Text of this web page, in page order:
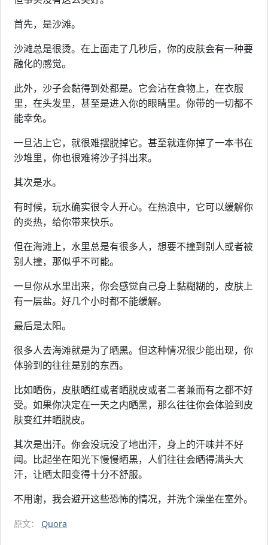
首先，是沙滩。
沙滩总是很烫。在上面走了几秒后，你的皮肤会有一种要
融化的感觉。
此外，沙子会黏得到处都是。它会沾在食物上，在衣服
里，在头发里，甚至是进入你的眼睛里。你带的一切都不
能幸免。
一旦沾上它，就很难摆脱掉它。甚至就连你掉了一本书在
沙堆里，你也很难将沙子抖出来。
其次是水。
有时候，玩水确实很令人开心。在热浪中，它可以缓解你
的炎热，给你带来快乐。
但在海滩上，水里总是有很多人，想要不撞到别人或者被
别人撞，那似乎不可能。
一旦你从水里出来，你会感觉自己身上黏糊糊的，皮肤上
有一层盐。好几个小时都不能缓解。
最后是太阳。
很多人去海滩就是为了晒黑。但这种情况很少能出现，你
体验到的往往是别的东西。
比如晒伤，皮肤晒红或者晒脱皮或者二者兼而有之都不好
受。如果你决定在一天之内晒黑，那么往往你会体验到皮
肤变红并晒脱皮。
其次是出汗。你会没玩没了地出汗，身上的汗味并不好
闻。比起坐在阳光下慢慢晒黑，人们往往会晒得满头大
汗，让晒太阳变得十分不舒服。
不用谢，我会避开这些恐怖的情况，并洗个澡坐在室外。
原文： Quora